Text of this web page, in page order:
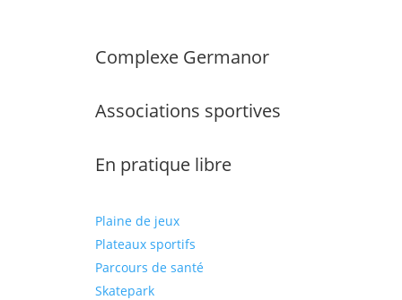
Complexe Germanor
Associations sportives
En pratique libre
Plaine de jeux
Plateaux sportifs
Parcours de santé
Skatepark